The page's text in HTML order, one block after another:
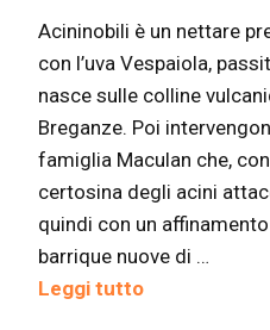
Acininobili è un nettare
con l’uva Vespaiola,
nasce sulle colline
Breganze. Poi
famiglia Maculan che,
certosina degli acini
quindi con un
barrique nuove di …
Leggi tutto